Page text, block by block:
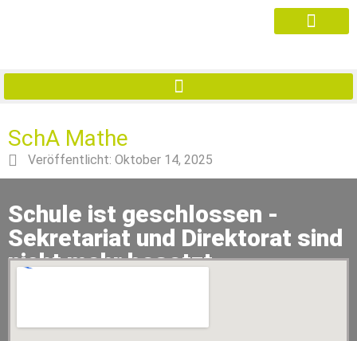
SchA Mathe
Veröffentlicht: Oktober 14, 2025
Schule ist geschlossen -
Sekretariat und Direktorat sind
nicht mehr besetzt.